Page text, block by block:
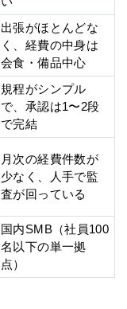
出張がほとんどな
く、経費の中身は
会食・備品中心
規程がシンプル
で、承認は1〜2段
で完結
月次の経費件数が
少なく、人手で監
査が回っている
国内SMB（社員100
名以下の単一拠
点）